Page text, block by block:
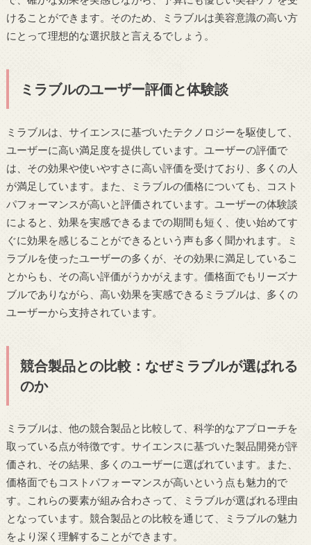
けることができます。そのため、ミラブルは美容意識の高い方
にとって理想的な選択肢と言えるでしょう。
ミラブルのユーザー評価と体験談
ミラブルは、サイエンスに基づいたテクノロジーを駆使して、
ユーザーに高い満足度を提供しています。ユーザーの評価で
は、その効果や使いやすさに高い評価を受けており、多くの人
が満足しています。また、ミラブルの価格についても、コスト
パフォーマンスが高いと評価されています。ユーザーの体験談
によると、効果を実感できるまでの期間も短く、使い始めてす
ぐに効果を感じることができるという声も多く聞かれます。ミ
ラブルを使ったユーザーの多くが、その効果に満足しているこ
とからも、その高い評価がうかがえます。価格面でもリーズナ
ブルでありながら、高い効果を実感できるミラブルは、多くの
ユーザーから支持されています。
競合製品との比較：なぜミラブルが選ばれる
のか
ミラブルは、他の競合製品と比較して、科学的なアプローチを
取っている点が特徴です。サイエンスに基づいた製品開発が評
価され、その結果、多くのユーザーに選ばれています。また、
価格面でもコストパフォーマンスが高いという点も魅力的で
す。これらの要素が組み合わさって、ミラブルが選ばれる理由
となっています。競合製品との比較を通じて、ミラブルの魅力
をより深く理解することができます。